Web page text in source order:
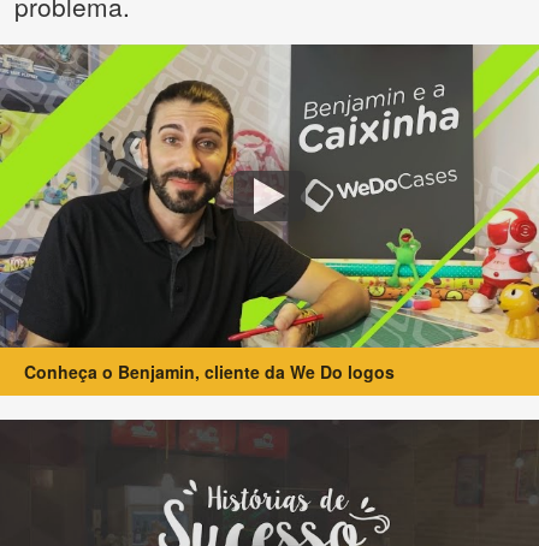
Conheça o Benjamin, cliente da We Do logos